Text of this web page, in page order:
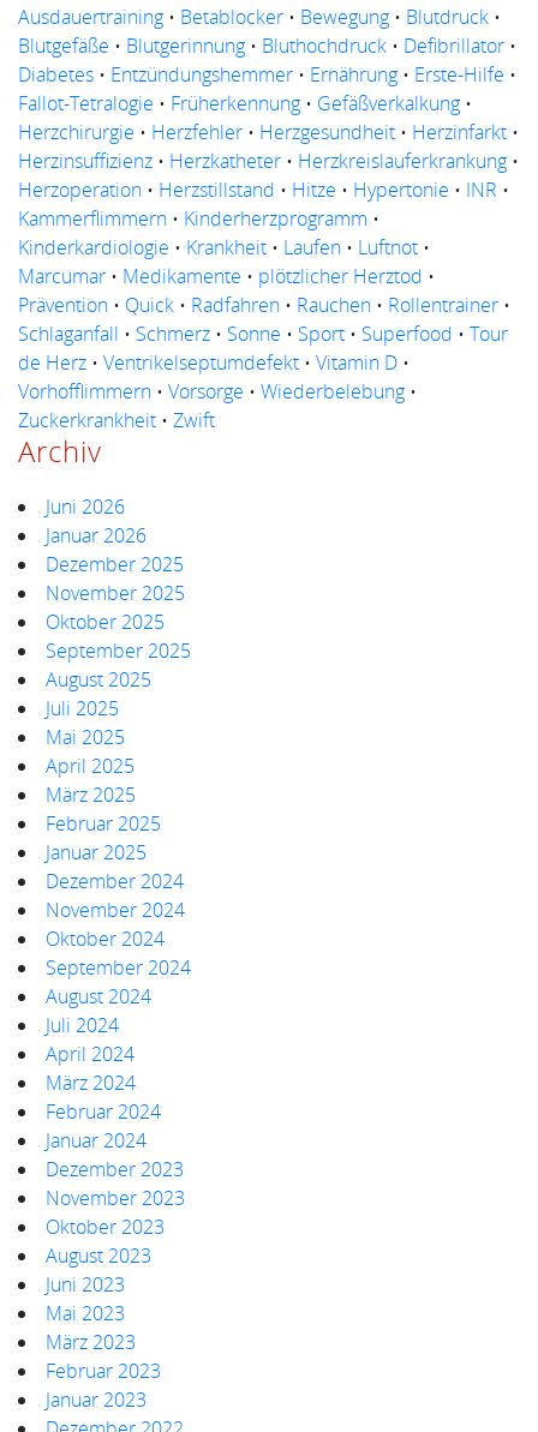
Ausdauertraining • Betablocker • Bewegung • Blutdruck •
Blutgefäße • Blutgerinnung • Bluthochdruck • Defibrillator •
Diabetes • Entzündungshemmer • Ernährung • Erste-Hilfe •
Fallot-Tetralogie • Früherkennung • Gefäßverkalkung •
Herzchirurgie • Herzfehler • Herzgesundheit • Herzinfarkt •
Herzinsuffizienz • Herzkatheter • Herzkreislauferkrankung •
Herzoperation • Herzstillstand • Hitze • Hypertonie • INR •
Kammerflimmern • Kinderherzprogramm •
Kinderkardiologie • Krankheit • Laufen • Luftnot •
Marcumar • Medikamente • plötzlicher Herztod •
Prävention • Quick • Radfahren • Rauchen • Rollentrainer •
Schlaganfall • Schmerz • Sonne • Sport • Superfood • Tour
de Herz • Ventrikelseptumdefekt • Vitamin D •
Vorhofflimmern • Vorsorge • Wiederbelebung •
Zuckerkrankheit • Zwift
Archiv
Juni 2026
Januar 2026
Dezember 2025
November 2025
Oktober 2025
September 2025
August 2025
Juli 2025
Mai 2025
April 2025
März 2025
Februar 2025
Januar 2025
Dezember 2024
November 2024
Oktober 2024
September 2024
August 2024
Juli 2024
April 2024
März 2024
Februar 2024
Januar 2024
Dezember 2023
November 2023
Oktober 2023
August 2023
Juni 2023
Mai 2023
März 2023
Februar 2023
Januar 2023